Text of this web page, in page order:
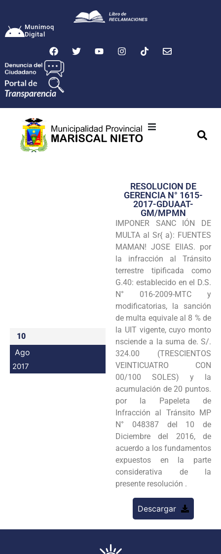
Munimoq
Digital
Transparencia
Seguridad
Programas
Intranet
10
Ago
2017
RESOLUCION DE
GERENCIA N° 1615-
2017-GDUAAT-
GM/MPMN
IMPONER SANC IÓN DE
MULTA al Sr{ a): FUENTES
MAMAN! JOSE EllAS. por
la infracción al Tránsito
terrestre tipificada como
G.40: establecido en el D.S.
N° 016-2009-MTC y
modificatorias, la sanción
de multa equivale al 8 % de
la UIT vigente, cuyo monto
nsciende a la suma de. S/.
324.00 (TRESCIENTOS
VEINTICUATRO CON
00/100 SOLES) y la
acumulación de 20 puntos.
por la Papeleta de
Infracción al Tránsito MP
N° 048387 del 10 de
Diciembre del 2016, de
acuerdo a los fundamentos
expuestos en la parte
considerativa de la
presente resolución .
Descargar